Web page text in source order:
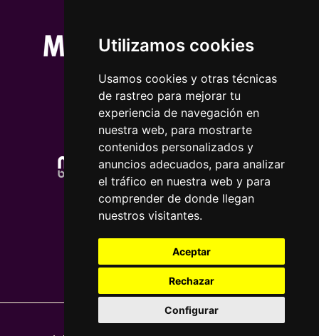
Utilizamos cookies
Usamos cookies y otras técnicas
de rastreo para mejorar tu
experiencia de navegación en
nuestra web, para mostrarte
contenidos personalizados y
anuncios adecuados, para analizar
el tráfico en nuestra web y para
comprender de donde llegan
nuestros visitantes.
Aceptar
Rechazar
Configurar
Nota legal|Política de privacidade